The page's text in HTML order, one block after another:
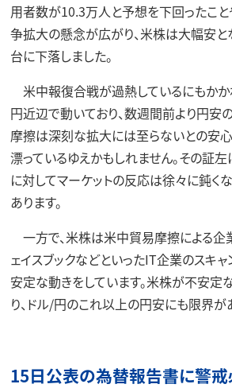
用者数が10.3万人と予想を下回ったこ
争拡大の懸念が広がり、米株は大幅安と
台に下落しました。
米中報復合戦が過熱しているにもかか
円近辺で動いており、数週間前より円安
摩擦は深刻な拡大には至らないとの安
漂っているゆえかもしれません。その証
に対してマーケットの反応は徐々に鈍く
あります。
一方で、米株は米中貿易摩擦による企
ェイスブックなどといったIT企業のスキャ
安定な動きをしています。米株が不安定
り、ドル/円のこれ以上の円安にも限界が
15日公表の為替報告書に警